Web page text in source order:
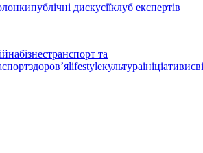
публічні дискусіїклуб експертів
бізнестранспорт та
спортздоровʼяlifestyleкультураініціативи